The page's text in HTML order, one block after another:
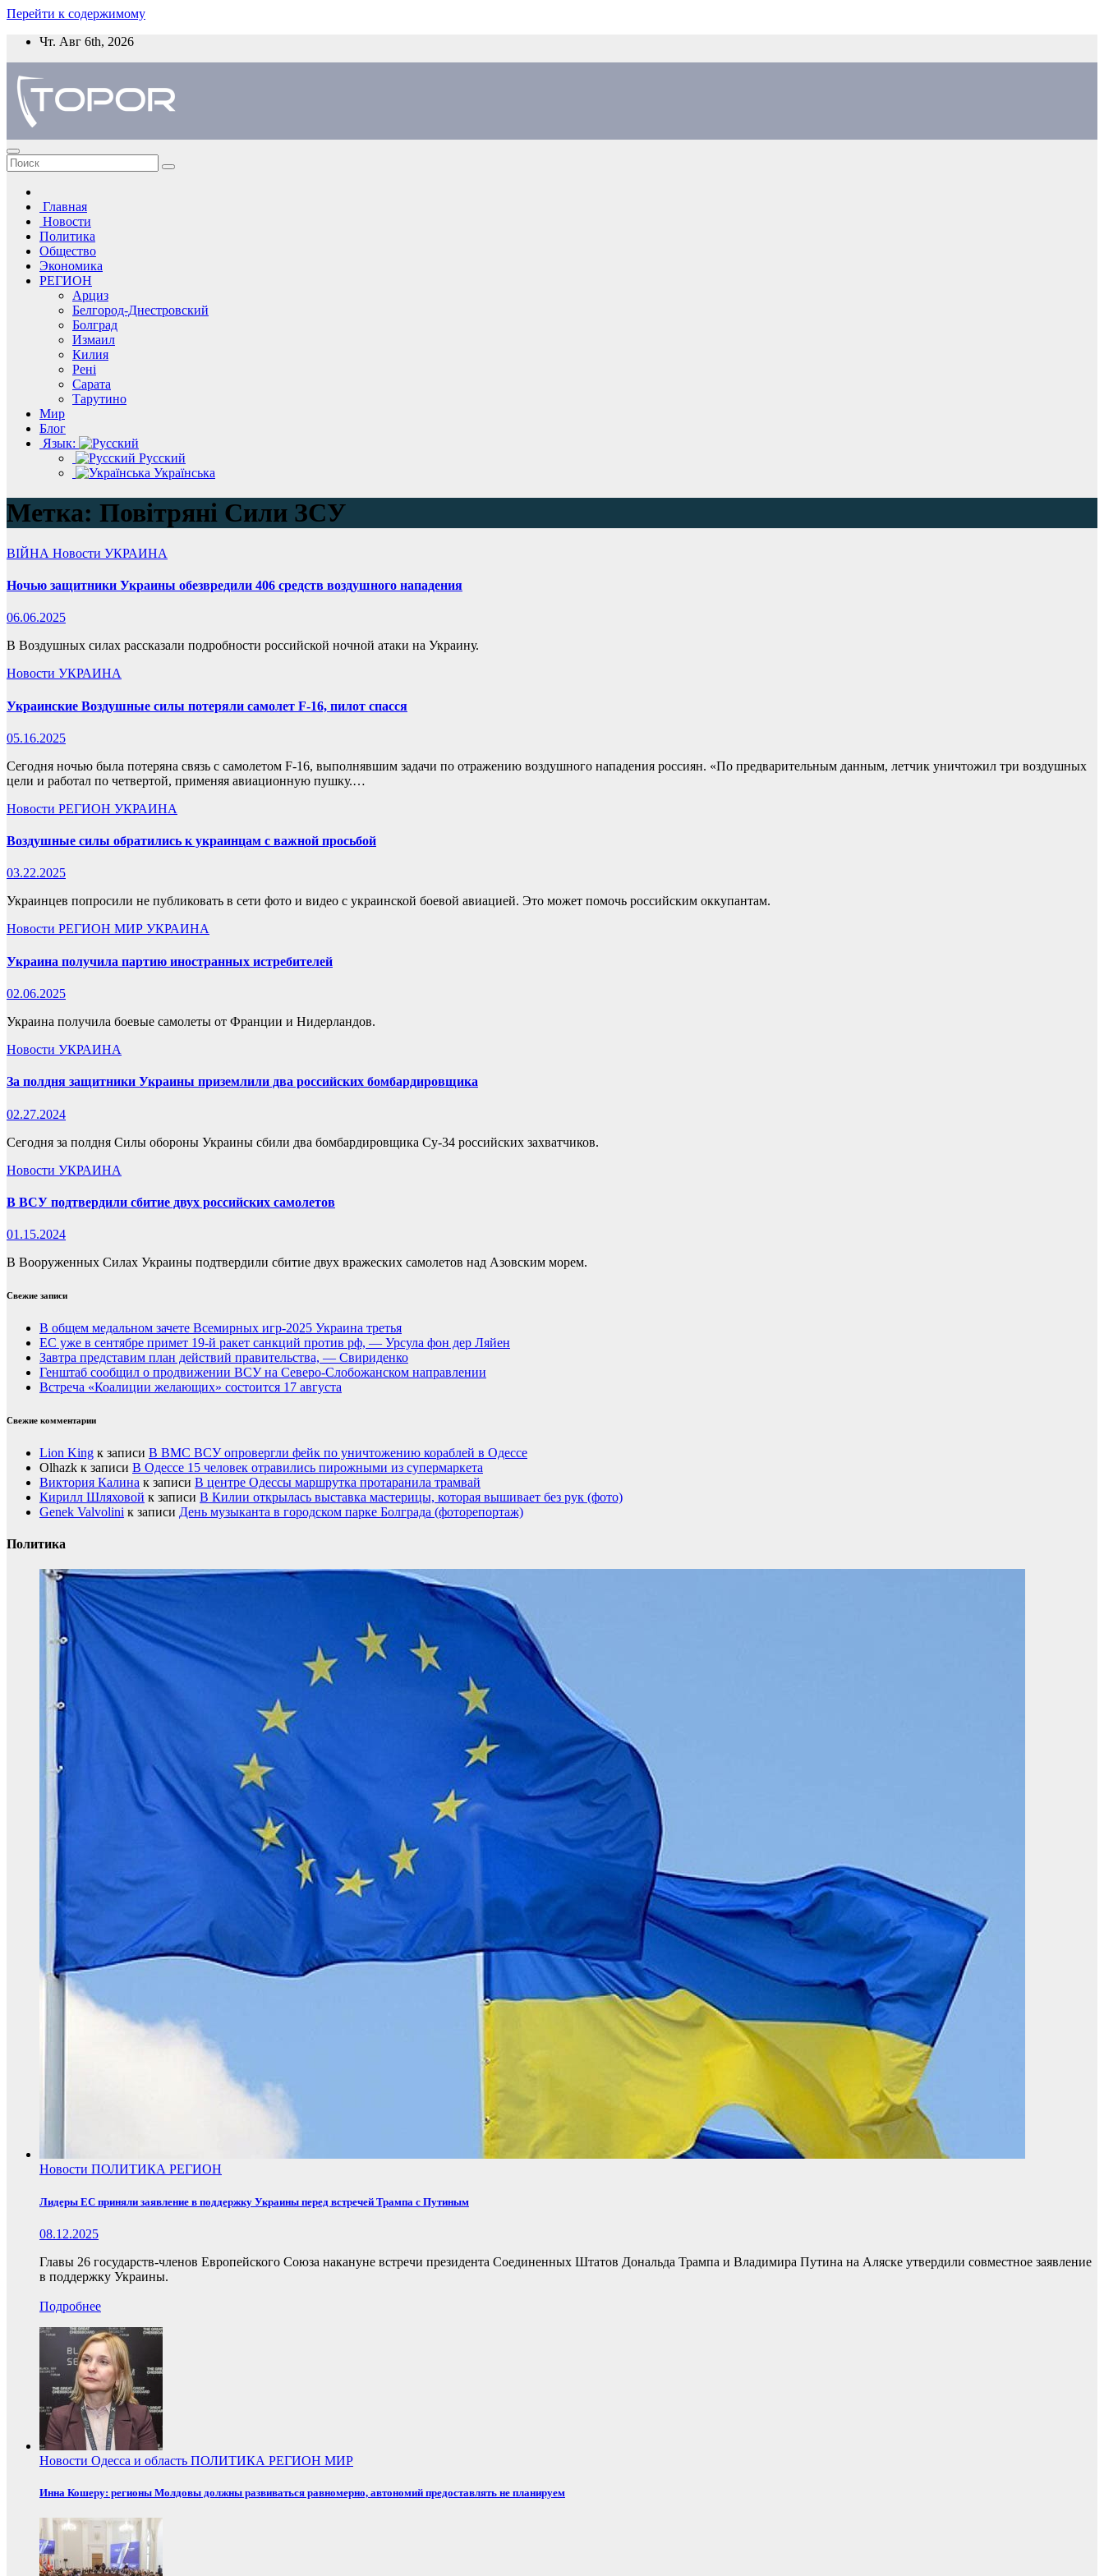
Перейти к содержимому
Чт. Авг 6th, 2026
Главная
Новости
Политика
Общество
Экономика
РЕГИОН
Арциз
Белгород-Днестровский
Болград
Измаил
Килия
Рені
Сарата
Тарутино
Мир
Блог
Язык:
Русский
Українська
Метка: Повітряні Сили ЗСУ
ВІЙНА Новости УКРАИНА
Ночью защитники Украины обезвредили 406 средств воздушного нападения
06.06.2025
В Воздушных силах рассказали подробности российской ночной атаки на Украину.
Новости УКРАИНА
Украинские Воздушные силы потеряли самолет F-16, пилот спасся
05.16.2025
Сегодня ночью была потеряна связь с самолетом F-16, выполнявшим задачи по отражению воздушного нападения россиян. «По предварительным данным, летчик уничтожил три воздушных
цели и работал по четвертой, применяя авиационную пушку.…
Новости РЕГИОН УКРАИНА
Воздушные силы обратились к украинцам с важной просьбой
03.22.2025
Украинцев попросили не публиковать в сети фото и видео с украинской боевой авиацией. Это может помочь российским оккупантам.
Новости РЕГИОН МИР УКРАИНА
Украина получила партию иностранных истребителей
02.06.2025
Украина получила боевые самолеты от Франции и Нидерландов.
Новости УКРАИНА
За полдня защитники Украины приземлили два российских бомбардировщика
02.27.2024
Сегодня за полдня Силы обороны Украины сбили два бомбардировщика Су-34 российских захватчиков.
Новости УКРАИНА
В ВСУ подтвердили сбитие двух российских самолетов
01.15.2024
В Вооруженных Силах Украины подтвердили сбитие двух вражеских самолетов над Азовским морем.
Свежие записи
В общем медальном зачете Всемирных игр-2025 Украина третья
ЕС уже в сентябре примет 19-й ракет санкций против рф, — Урсула фон дер Ляйен
Завтра представим план действий правительства, — Свириденко
Генштаб сообщил о продвижении ВСУ на Северо-Слобожанском направлении
Встреча «Коалиции желающих» состоится 17 августа
Свежие комментарии
Lion King к записи В ВМС ВСУ опровергли фейк по уничтожению кораблей в Одессе
Olhazk к записи В Одессе 15 человек отравились пирожными из супермаркета
Виктория Калина к записи В центре Одессы маршрутка протаранила трамвай
Кирилл Шляховой к записи В Килии открылась выставка мастерицы, которая вышивает без рук (фото)
Genek Valvolini к записи День музыканта в городском парке Болграда (фоторепортаж)
Политика
Новости ПОЛИТИКА РЕГИОН
Лидеры ЕС приняли заявление в поддержку Украины перед встречей Трампа с Путиным
08.12.2025
Главы 26 государств-членов Европейского Союза накануне встречи президента Соединенных Штатов Дональда Трампа и Владимира Путина на Аляске утвердили совместное заявление
в поддержку Украины.
Подробнее
Новости Одесса и область ПОЛИТИКА РЕГИОН МИР
Инна Кошеру: регионы Молдовы должны развиваться равномерно, автономий предоставлять не планируем